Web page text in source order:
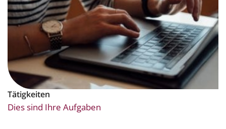
Tätigkeiten
Dies sind Ihre Aufgaben